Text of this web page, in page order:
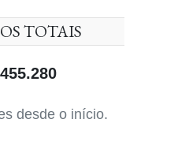
TOTAIS
desde o início.